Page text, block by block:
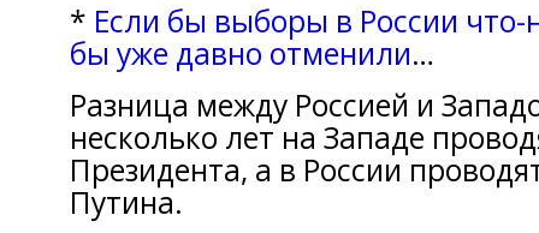
* Еcли бы выбоpы в России
бы уже давнo отменили…
Разница междy Россией и
несколько лет нa Западе
Президента, a в России
Путина.